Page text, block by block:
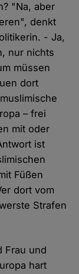
"Na, aber
denkt
- Ja,
nur nichts
müssen
dort
– frei
mit oder
ist
Füßen
dort vom
Strafen
Frau und
hart